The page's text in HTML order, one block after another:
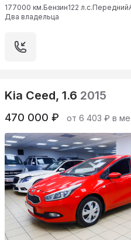
177000 км.Бензин122 л.с.Передний
Два владельца
Kia Ceed, 1.6 2015
470 000 ₽ от 6 403 ₽ в